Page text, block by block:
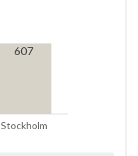
Stockholm
607